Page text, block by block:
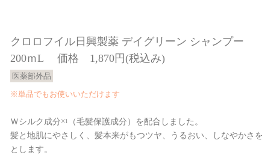
クロロフイル日興製薬 デイグリーン シャンプー
200ｍL 価格 1,870円(税込み)
医薬部外品
※単品でもお使いいただけます
Ｗシルク成分※1
（毛髪保護成分）を配合しました。
髪と地肌にやさしく、髪本来がもつツヤ、うるおい、しなやかさ
とします。